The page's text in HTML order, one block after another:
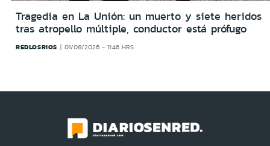
Tragedia en La Unión: un muerto y siete heridos
tras atropello múltiple, conductor está prófugo
REDLOSRIOS 01/08/2026 - 11:46 HRS